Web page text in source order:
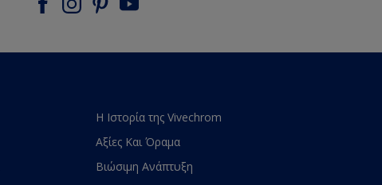
Η Ιστορία της Vivechrom
Αξίες Και Όραμα
Βιώσιμη Ανάπτυξη